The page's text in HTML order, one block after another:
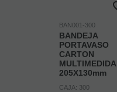
BAN001-300
BANDEJA
PORTAVASO
CARTON
MULTIMEDIDA
205X130mm
CAJA: 300